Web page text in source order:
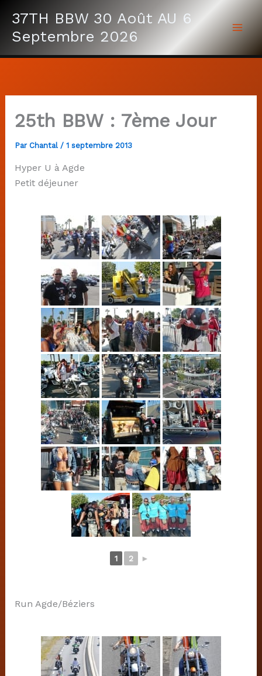
contenu
37TH BBW 30 Août AU 6
Septembre 2026
25th BBW : 7ème Jour
Par Chantal / 1 septembre 2013
Hyper U à Agde
Petit déjeuner
1 2 ►
Run Agde/Béziers